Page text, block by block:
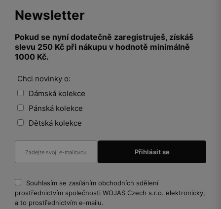
Newsletter
Pokud se nyní dodatečně zaregistruješ, získáš
slevu 250 Kč při nákupu v hodnotě minimálně
1000 Kč.
Chci novinky o:
Dámská kolekce
Pánská kolekce
Dětská kolekce
Souhlasím se zasíláním obchodních sdělení
prostřednictvím společnosti WOJAS Czech s.r.o. elektronicky,
a to prostřednictvím e-mailu.